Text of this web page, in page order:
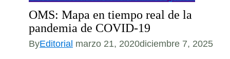
Milton
OMS: Mapa en tiempo real de la
pandemia de COVID-19
ByEditorial marzo 21, 2020diciembre 7, 2025